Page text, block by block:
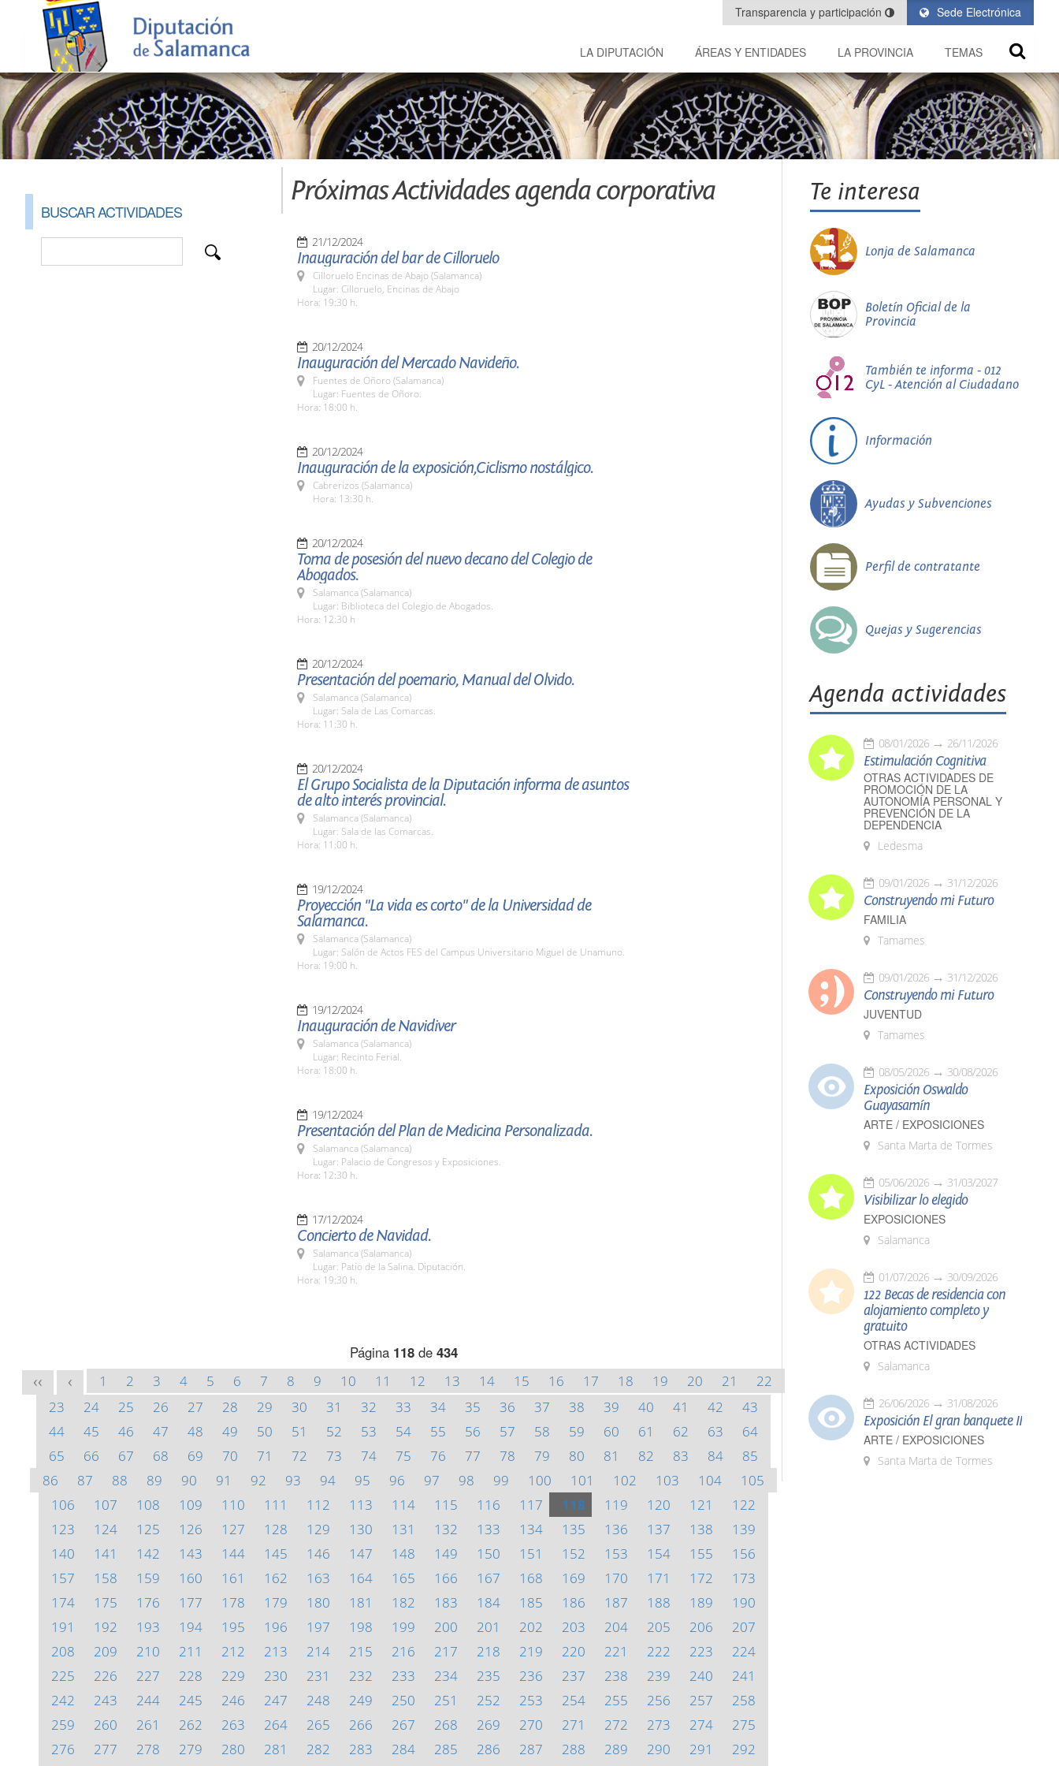
Sede Electrónica
Transparencia y participación
LA DIPUTACIÓN ÁREAS Y ENTIDADES LA PROVINCIA TEMAS
BUSCAR ACTIVIDADES
Próximas Actividades agenda corporativa
21/12/2024
Inauguración del bar de Cilloruelo
Cilloruelo Encinas de Abajo (Salamanca)
Lugar: Cilloruelo, Encinas de Abajo
Hora: 19:30 h.
20/12/2024
Inauguración del Mercado Navideño.
Fuentes de Oñoro (Salamanca)
Lugar: Fuentes de Oñoro.
Hora: 18:00 h.
20/12/2024
Inauguración de la exposición,Ciclismo nostálgico.
Cabrerizos (Salamanca)
Hora: 13:30 h.
20/12/2024
Toma de posesión del nuevo decano del Colegio de
Abogados.
Salamanca (Salamanca)
Lugar: Biblioteca del Colegio de Abogados.
Hora: 12:30 h
20/12/2024
Presentación del poemario, Manual del Olvido.
Salamanca (Salamanca)
Lugar: Sala de Las Comarcas.
Hora: 11:30 h.
20/12/2024
El Grupo Socialista de la Diputación informa de asuntos
de alto interés provincial.
Salamanca (Salamanca)
Lugar: Sala de las Comarcas.
Hora: 11:00 h.
19/12/2024
Proyección "La vida es corto" de la Universidad de
Salamanca.
Salamanca (Salamanca)
Lugar: Salón de Actos FES del Campus Universitario Miguel de Unamuno.
Hora: 19:00 h.
19/12/2024
Inauguración de Navidiver
Salamanca (Salamanca)
Lugar: Recinto Ferial.
Hora: 18:00 h.
19/12/2024
Presentación del Plan de Medicina Personalizada.
Salamanca (Salamanca)
Lugar: Palacio de Congresos y Exposiciones.
Hora: 12:30 h.
17/12/2024
Concierto de Navidad.
Salamanca (Salamanca)
Lugar: Patio de la Salina. Diputación.
Hora: 19:30 h.
Página 118de 434
<< < 1 2 3 4 5 6 7 8 9 10 11 12 13 14 15 16 17 18 19 20 21
22
23
24 25 26 27 28 29 30 31 32 33 34 35 36 37 38 39 40 41 42
43
44
45 46 47 48 49 50 51 52 53 54 55 56 57 58 59 60 61 62 63
64
65
66 67 68 69 70 71 72 73 74 75 76 77 78 79 80 81 82 83 84
85
86
87 88 89 90 91 92 93 94 95 96 97 98 99 100 101 102 103 104
105
106
107 108 109 110 111 112 113 114 115 116 117 118 119 120 121
122
123
124 125 126 127 128 129 130 131 132 133 134 135 136 137 138
139
140
141 142 143 144 145 146 147 148 149 150 151 152 153 154 155
156
157
158 159 160 161 162 163 164 165 166 167 168 169 170 171 172
173
174
175 176 177 178 179 180 181 182 183 184 185 186 187 188 189
190
191
192 193 194 195 196 197 198 199 200 201 202 203 204 205 206
207
208
209 210 211 212 213 214 215 216 217 218 219 220 221 222 223
224
225
226 227 228 229 230 231 232 233 234 235 236 237 238 239 240
241
242
243 244 245 246 247 248 249 250 251 252 253 254 255 256 257
258
259
260 261 262 263 264 265 266 267 268 269 270 271 272 273 274
275
276
277 278 279 280 281 282 283 284 285 286 287 288 289 290 291
292
Te interesa
Lonja de Salamanca
Boletín Oficial de la
Provincia
También te informa - 012
CyL - Atención al Ciudadano
Información
Ayudas y Subvenciones
Perfil de contratante
Quejas y Sugerencias
Agenda actividades
08/01/2026 26/11/2026
Estimulación Cognitiva
OTRAS ACTIVIDADES DE
PROMOCIÓN DE LA
AUTONOMÍA PERSONAL Y
PREVENCIÓN DE LA
DEPENDENCIA
Ledesma
09/01/2026 31/12/2026
Construyendo mi Futuro
FAMILIA
Tamames
09/01/2026 31/12/2026
Construyendo mi Futuro
JUVENTUD
Tamames
08/05/2026 30/08/2026
Exposición Oswaldo
Guayasamín
ARTE / EXPOSICIONES
Santa Marta de Tormes
05/06/2026 31/03/2027
Visibilizar lo elegido
EXPOSICIONES
Salamanca
01/07/2026 30/09/2026
122 Becas de residencia con
alojamiento completo y
gratuito
OTRAS ACTIVIDADES
Salamanca
26/06/2026 31/08/2026
Exposición El gran banquete II
ARTE / EXPOSICIONES
Santa Marta de Tormes